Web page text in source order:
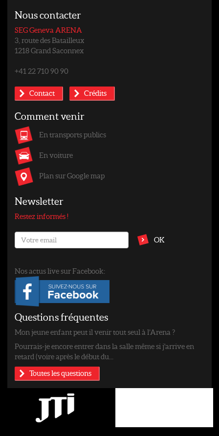
Nous contacter
SEG Geneva ARENA
3, route des Batailleux
1218 Grand Saconnex
+41 22 710 90 90
Contact Crédits
Comment venir
En transports publics
En voiture
Plan sur Google map
Newsletter
Restez informés !
OK
Nos actus live sur Facebook:
Questions fréquentes
Mon jeune enfant peut il venir tout seul à l’Arena ?
Pourrais-je encore entrer dans la salle même si j'arrive en
retard (voire après le début du...
Toutes les questions